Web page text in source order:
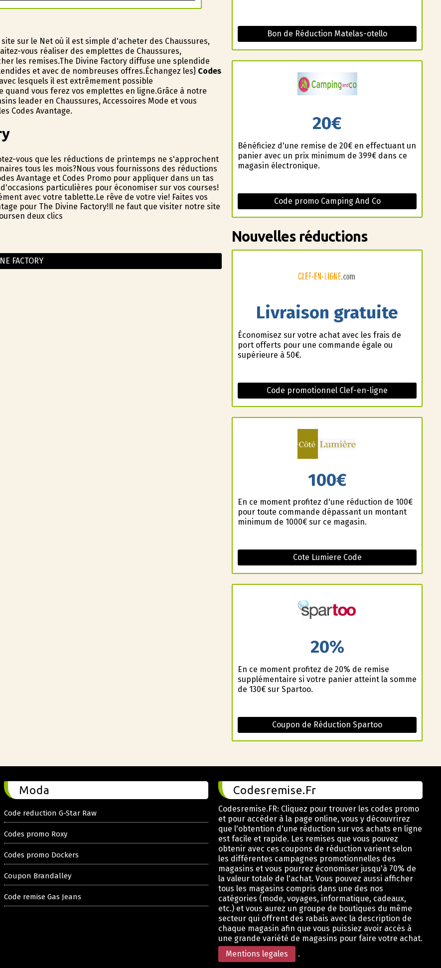
sur le Net où il est simple d'acheter des Chaussures,
vous réaliser des emplettes de Chaussures,
les remises.The Divine Factory diffuse une splendide
et avec de nombreuses offres.Échangez les} Codes
lesquels il est extrêmement possible
vous ferez vos emplettes en ligne.Grâce à notre
leader en Chaussures, Accessoires Mode et vous
Codes Avantage.
vous que les réductions de printemps ne s'approchent
tous les mois?Nous vous fournissons des réductions
Avantage et Codes Promo pour appliquer dans un tas
particulières pour économiser sur vos courses!
avec votre tablette.Le rêve de votre vie! Faites vos
pour The Divine Factory!Il ne faut que visiter notre site
deux clics
FACTORY
Bon de Réduction Matelas-otello
20€
Bénéficiez d'une remise de 20€ en effectuant un
panier avec un prix minimum de 399€ dans ce
magasin électronique.
Code promo Camping And Co
Nouvelles réductions
Livraison gratuite
Économisez sur votre achat avec les frais de
port offerts pour une commande égale ou
supérieure à 50€.
Code promotionnel Clef-en-ligne
100€
En ce moment profitez d'une réduction de 100€
pour toute commande dépassant un montant
minimum de 1000€ sur ce magasin.
Cote Lumiere Code
20%
En ce moment profitez de 20% de remise
supplémentaire si votre panier atteint la somme
de 130€ sur Spartoo.
Coupon de Réduction Spartoo
Moda
Code reduction G-Star Raw
Codes promo Roxy
Codes promo Dockers
Coupon Brandalley
Code remise Gas Jeans
Codesremise.Fr
Codesremise.FR: Cliquez pour trouver les codes promo
et pour accéder à la page online, vous y découvrirez
que l'obtention d'une réduction sur vos achats en ligne
est facile et rapide. Les remises que vous pouvez
obtenir avec ces coupons de réduction varient selon
les différentes campagnes promotionnelles des
magasins et vous pourrez économiser jusqu'à 70% de
la valeur totale de l'achat. Vous pouvez aussi afficher
tous les magasins compris dans une des nos
catégories (mode, voyages, informatique, cadeaux,
etc.) et vous aurez un groupe de boutiques du même
secteur qui offrent des rabais avec la description de
chaque magasin afin que vous puissiez avoir accès à
une grande variété de magasins pour faire votre achat.
Mentions legales
.